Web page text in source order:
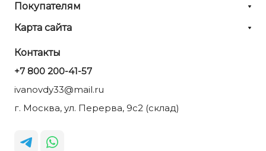
Покупателям
Карта сайта
Контакты
+7 800 200-41-57
ivanovdy33@mail.ru
г. Москва, ул. Перерва, 9с2 (склад)